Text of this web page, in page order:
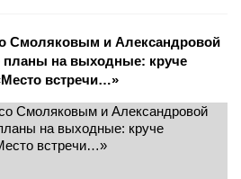
Смоляковым и Александровой
планы на выходные: круче
встречи…»